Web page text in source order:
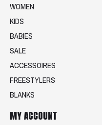
WOMEN
KIDS
BABIES
SALE
ACCESSOIRES
FREESTYLERS
BLANKS
MY ACCOUNT